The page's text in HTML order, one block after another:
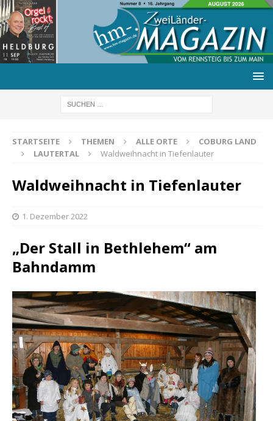
STARTSEITE THEMEN ALLE ORTE
COBURG LAND
LAUTERTAL
Waldweihnacht in Tiefenlauter
Waldweihnacht in Tiefenlauter
1. Dezember 2022
„Der Stall in Bethlehem“ am
Bahndamm